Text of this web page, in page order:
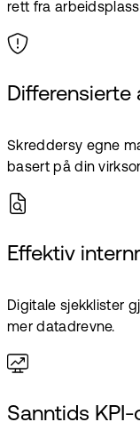
rett fra
Differensierte
Skreddersy egne
basert på din
Effektiv
Digitale sjekklister
mer datadrevne.
Sanntids